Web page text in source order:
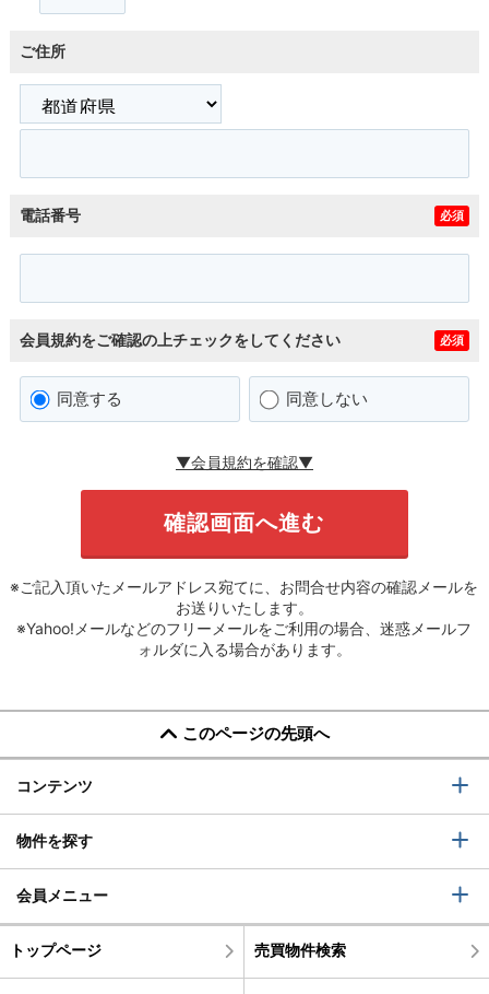
ご住所
電話番号 必須
会員規約をご確認の上チェックをしてください 必須
同意する 同意しない
▼会員規約を確認▼
※ご記入頂いたメールアドレス宛てに、お問合せ内容の確認メールを
お送りいたします。
※Yahoo!メールなどのフリーメールをご利用の場合、迷惑メールフ
ォルダに入る場合があります。
このページの先頭へ
コンテンツ
物件を探す
会員メニュー
トップページ 売買物件検索